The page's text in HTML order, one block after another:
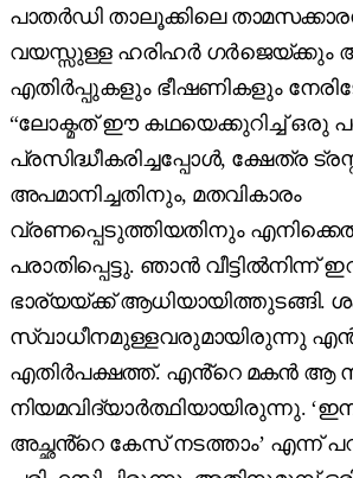
പാതർഡി താലൂക്കിലെ
വയസ്സുള്ള ഹരിഹർ ഗർജെയ്ക്കും
എതിർപ്പുകളും ഭീഷണികളും
“ലോക്മത് ഈ കഥയെക്കുറിച്ച് ഒരു
പ്രസിദ്ധീകരിച്ചപ്പോൾ, ക്ഷേത്ര
അപമാനിച്ചതിനും, മതവികാരം
വ്രണപ്പെടുത്തിയതിനും
പരാതിപ്പെട്ടു. ഞാൻ വീട്ടിൽനിന്ന്
ഭാര്യയ്ക്ക് ആധിയായിത്തുടങ്ങി.
സ്വാധീനമുള്ളവരുമായിരുന്നു
എതിർപക്ഷത്ത്. എൻ്റെ മകൻ ആ
നിയമവിദ്യാർത്ഥിയായിരുന്നു.
അച്ഛൻ്റെ കേസ് നടത്താം’ എന്ന്